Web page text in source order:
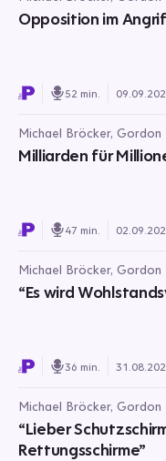
Opposition im
52 min.
Michael Bröcker, Gordon
Milliarden für
47 min.
Michael Bröcker, Gordon
“Es wird
36 min.
Michael Bröcker, Gordon
“Lieber
Rettungsschirme”